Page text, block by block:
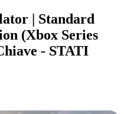
| Standard
(Xbox Series
- STATI